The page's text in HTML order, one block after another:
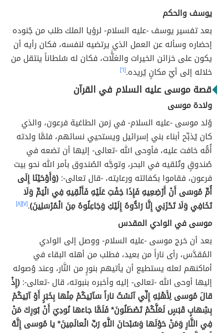
يوسف والحكم
بعد تفسير يوسف -عليه السلام- لرؤيا الملك طلب من جُنوده
إحضاره وسأله عن العمل الذي يرتضيه لنفسه، فكان رأيه أن
يكون على خزائن الخيرات والغلًَّات، فكان له سُلطاناً ينتقل من
خلاله إلى أيّ مكانٍ يُريده.[٦]
قصة موسى عليه السلام في القرآن
ولادة موسى
وُلد موسى -عليه السلام- في زمن الطاغية فرعون، والذي
كان يُذبِّح أبناء بني إسرائيل ويستحيي نسائهم، فلمَّا ولدته
أُمُّه خافت عليه، فأوحى الله -تعالى- إليها أن تضعه في
صُندوقٍ وتُلقيه في البحر، وتوجَّه الصُندوق بأمر الله نحو بيت
فرعون، فقاموا بكفالته ورعايته، -قال تعالى-:(وَأَوْحَيْنَا إِلَى
أُمِّ مُوسَى أَنْ أَرْضِعِيهِ فَإِذَا خِفْتِ عَلَيْهِ فَأَلْقِيهِ فِي الْيَمِّ وَلَا
تَخَافِي وَلَا تَحْزَنِي إِنَّا رَادُّوهُ إِلَيْكِ وَجَاعِلُوهُ مِنَ الْمُرْسَلِينَ).[٧] [٨]
موسى في الوادي المقدس
بعد أن خرج موسى -عليه السلام- ووصل إلى الوادي
المُقدَّس، رأى ناراً من بعيد، فطلب من أهله البقاء في
أماكنهم لعله يستطيع أن يأتيهم بنورٍ من النَّار، وعند وُصوله
إليها أوحى الله -تعالى- إليه وأخبره بنبوته، قال -تعالى-:(إِذْ
قالَ مُوسى لِأَهْلِهِ إِنِّي آنَسْتُ ناراً سَآتِيكُمْ مِنْها بِخَبَرٍ أَوْ آتِيكُمْ
بِشِهابٍ قَبَسٍ لَعَلَّكُمْ تَصْطَلُونَ* فَلَمَّا جاءَها نُودِيَ أَنْ بُورِكَ مَنْ
فِي النَّارِ وَمَنْ حَوْلَها وَسُبْحانَ اللَّهِ رَبِّ الْعالَمِينَ* يا مُوسى إِنَّهُ